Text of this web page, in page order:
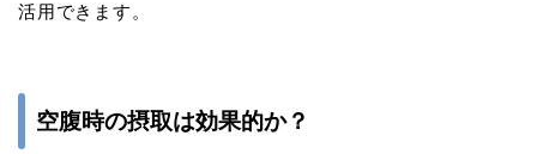
活用できます。
空腹時の摂取は効果的か？